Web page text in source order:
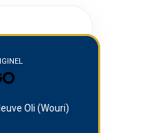
Oli (Wouri)